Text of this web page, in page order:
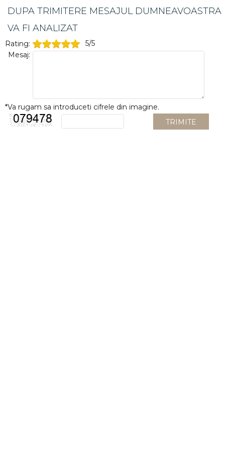
DUPA TRIMITERE MESAJUL DUMNEAVOASTRA
VA FI ANALIZAT
Rating:
5/5
Mesaj:
*Va rugam sa introduceti cifrele din imagine.